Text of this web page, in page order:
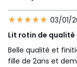
03/01/
Lit rotin de qualité
Belle qualité et
fille de 2ans et